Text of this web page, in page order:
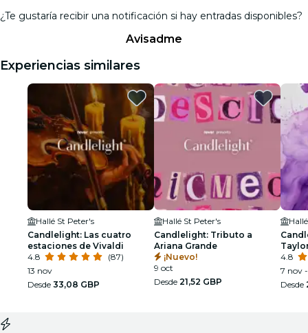
¿Te gustaría recibir una notificación si hay entradas disponibles?
Avisadme
Experiencias similares
Hallé St Peter's
Candlelight: Las cuatro
estaciones de Vivaldi
4.8
(87)
13 nov
Desde 33,08 GBP
Hallé St Peter's
Candlelight: Tributo a
Ariana Grande
¡Nuevo!
9 oct
Desde 21,52 GBP
4.8
7 nov
Desde